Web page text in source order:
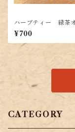
ハーブティー 緑茶
ピールTB （20g（
P））
¥700
CATEGORY